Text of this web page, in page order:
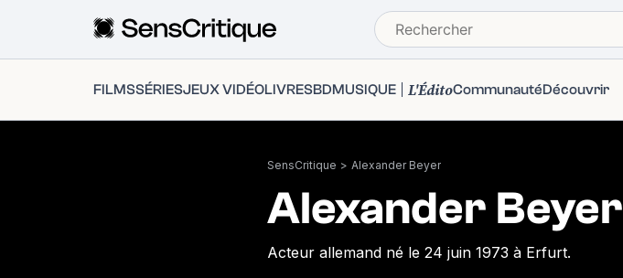
FILMSSÉRIESJEUX VIDÉOLIVRESBDMUSIQUE L'ÉditoCommunautéDécouvrir
SensCritique > Alexander Beyer
Alexander Beyer
Acteur allemand né le 24 juin 1973 à Erfurt.